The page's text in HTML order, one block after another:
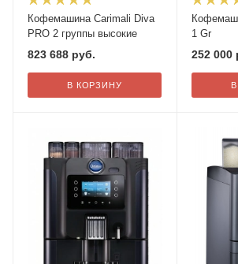
Кофемашина Carimali Diva
PRO 2 группы высокие
823 688 руб.
В КОРЗИНУ
1 Gr
252 000